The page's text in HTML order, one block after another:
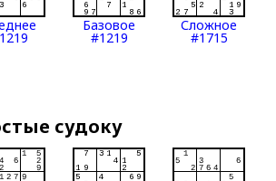
Базовое
#1219
Сложное
#1715
судоку